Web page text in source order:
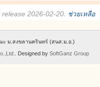
2026-02-20. ช่วยเหลือ
ะ ม.สงขลานครินทร์ (สนส.ม.อ.)
. Designed by SoftGanz Group